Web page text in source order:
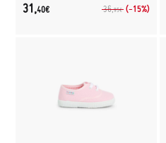
36,95€ (-15%)
31,40€